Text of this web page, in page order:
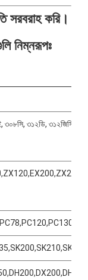
সরবরাহ করি।
নিম্নরূপঃ
৩১২ডি, ৩১২জিসি,